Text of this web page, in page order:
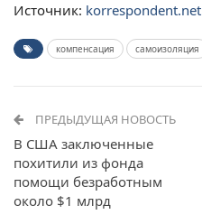
Источник: korrespondent.net
компенсация самоизоляция
ПРЕДЫДУЩАЯ НОВОСТЬ
В США заключенные
похитили из фонда
помощи безработным
около $1 млрд